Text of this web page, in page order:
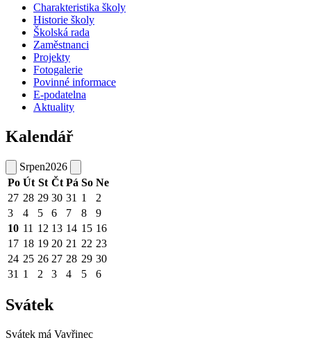
Charakteristika školy
Historie školy
Školská rada
Zaměstnanci
Projekty
Fotogalerie
Povinné informace
E-podatelna
Aktuality
Kalendář
Srpen2026
Po Út St Čt Pá So Ne
27 28 29 30 31 1
2
3
4 5 6 7 8
9
10 11 12 13 14 15 16
17 18 19 20 21 22 23
24 25 26 27 28 29 30
31 1 2 3 4 5 6
Svátek
Svátek má Vavřinec